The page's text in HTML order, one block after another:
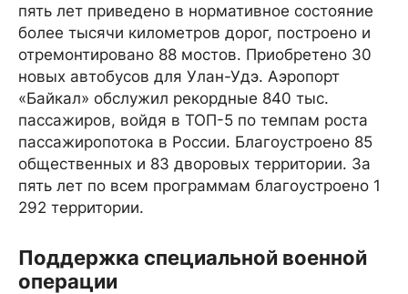
пять лет приведено в нормативное состояние
более тысячи километров дорог, построено и
отремонтировано 88 мостов. Приобретено 30
новых автобусов для Улан-Удэ. Аэропорт
«Байкал» обслужил рекордные 840 тыс.
пассажиров, войдя в ТОП-5 по темпам роста
пассажиропотока в России. Благоустроено 85
общественных и 83 дворовых территории. За
пять лет по всем программам благоустроено 1
292 территории.
Поддержка специальной военной
операции